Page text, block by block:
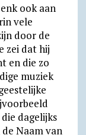
ook aan
vele
door de
zei dat hij
en die zo
muziek
dagelijks
Naam van